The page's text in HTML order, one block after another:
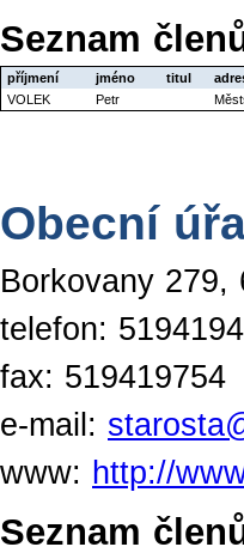
Seznam
příjmení jméno titul
VOLEK
Petr
Obecní
Borkovany 279,
telefon:
fax: 519419754
e-mail:
www: http://
Seznam